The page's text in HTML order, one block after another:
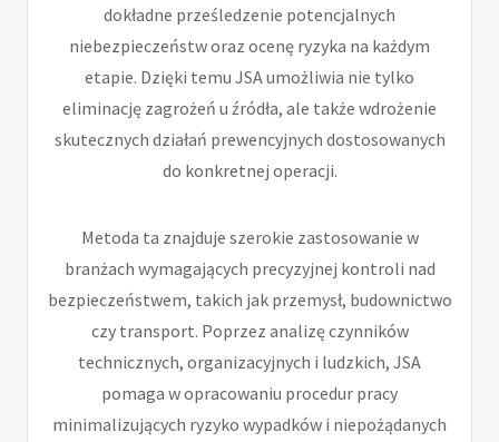
dokładne prześledzenie potencjalnych
niebezpieczeństw oraz ocenę ryzyka na każdym
etapie. Dzięki temu JSA umożliwia nie tylko
eliminację zagrożeń u źródła, ale także wdrożenie
skutecznych działań prewencyjnych dostosowanych
do konkretnej operacji.
Metoda ta znajduje szerokie zastosowanie w
branżach wymagających precyzyjnej kontroli nad
bezpieczeństwem, takich jak przemysł, budownictwo
czy transport. Poprzez analizę czynników
technicznych, organizacyjnych i ludzkich, JSA
pomaga w opracowaniu procedur pracy
minimalizujących ryzyko wypadków i niepożądanych